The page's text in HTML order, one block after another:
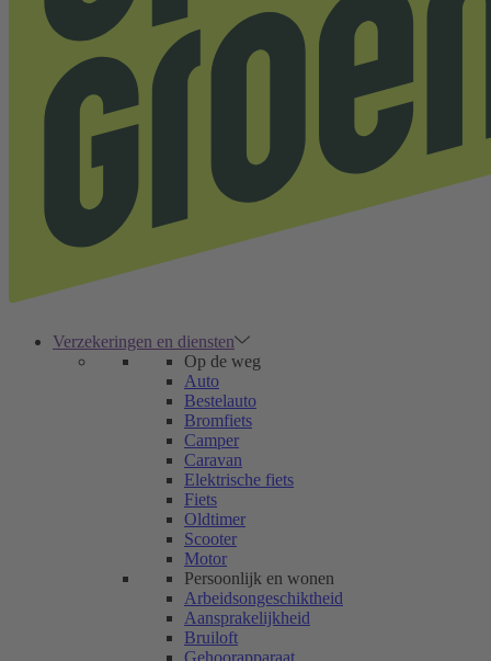
Verzekeringen en diensten
Op de weg
Auto
Bestelauto
Bromfiets
Camper
Caravan
Elektrische fiets
Fiets
Oldtimer
Scooter
Motor
Persoonlijk en wonen
Arbeidsongeschiktheid
Aansprakelijkheid
Bruiloft